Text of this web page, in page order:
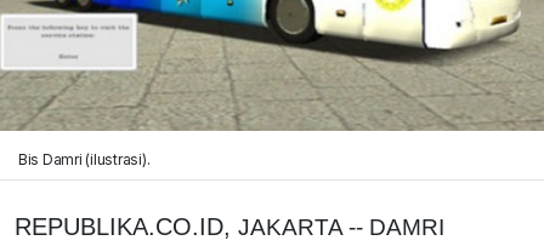
Bis Damri (ilustrasi).
REPUBLIKA.CO.ID, JAKARTA -- DAMRI